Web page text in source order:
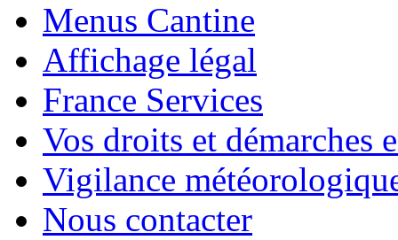
Menus Cantine
Affichage légal
France Services
Vos droits et démarches
Vigilance
Nous contacter